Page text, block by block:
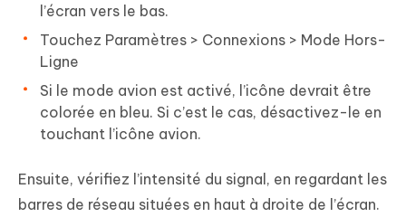
l’écran vers le bas.
Touchez Paramètres > Connexions > Mode Hors-
Ligne
Si le mode avion est activé, l’icône devrait être
colorée en bleu. Si c’est le cas, désactivez-le en
touchant l’icône avion.
Ensuite, vérifiez l’intensité du signal, en regardant les
barres de réseau situées en haut à droite de l’écran.